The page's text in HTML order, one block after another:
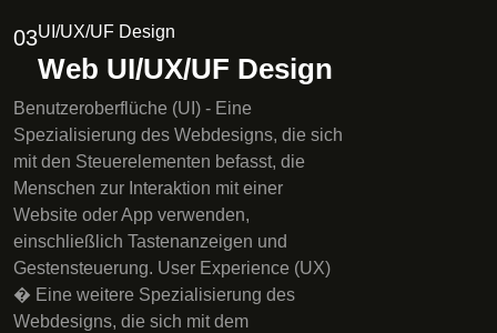
03UI/UX/UF Design
Web UI/UX/UF Design
Benutzeroberflüche (UI) - Eine
Spezialisierung des Webdesigns, die sich
mit den Steuerelementen befasst, die
Menschen zur Interaktion mit einer
Website oder App verwenden,
einschließlich Tastenanzeigen und
Gestensteuerung. User Experience (UX)
� Eine weitere Spezialisierung des
Webdesigns, die sich mit dem